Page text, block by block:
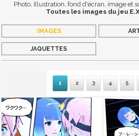
Photo, Illustration, fond d'écran, image et
Toutes les images du jeu
IMAGES
JAQUETTES
1 2 3 4 5
Suivante